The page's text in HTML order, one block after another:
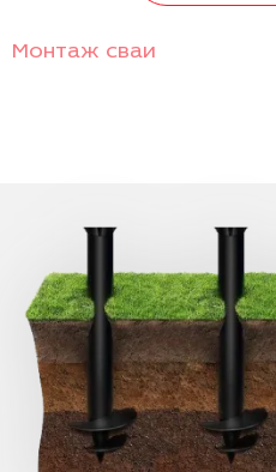
Монтаж сваи